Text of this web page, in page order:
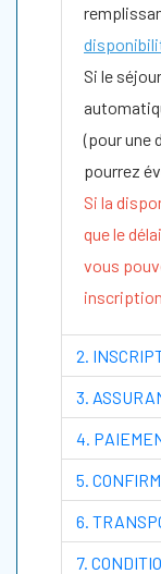
Si le
(pour une
pourrez
Si la
que le
vous
2.
3.
4.
5.
6.
7.